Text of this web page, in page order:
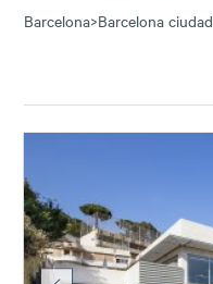
Barcelona>Barcelona ciudad